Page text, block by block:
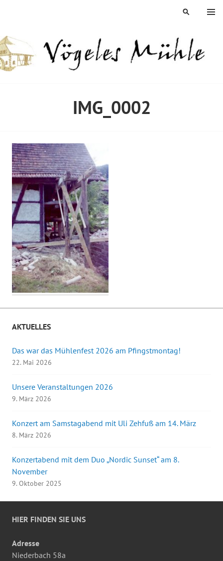
MENÜ
SUCHEN
IMG_0002
AKTUELLES
Das war das Mühlenfest 2026 am Pfingstmontag!
22. Mai 2026
Unsere Veranstaltungen 2026
9. März 2026
Konzert am Samstagabend mit Uli Zehfuß am 14. März
8. März 2026
Konzertabend mit dem Duo „Nordic Sunset“ am 8.
November
9. Oktober 2025
HIER FINDEN SIE UNS
Adresse
Niederbach 58a